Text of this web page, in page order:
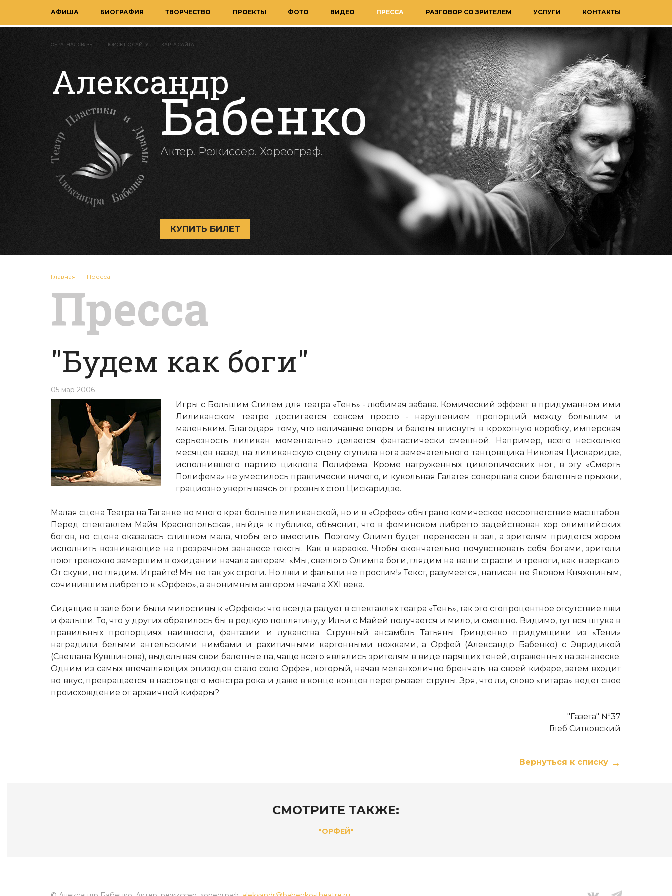
АФИША БИОГРАФИЯ ТВОРЧЕСТВО ПРОЕКТЫ ФОТО ВИДЕО ПРЕССА РАЗГОВОР СО ЗРИТЕЛЕМ УСЛУГИ КОНТАКТЫ
ОБРАТНАЯ СВЯЗЬ ПОИСК ПО САЙТУ КАРТА САЙТА
Александр
Бабенко
Актер. Режиссёр. Хореограф.
КУПИТЬ БИЛЕТ
Главная Пресса
Пресса
"Будем как боги"
05 мар 2006
Игры с Большим Стилем для театра «Тень» - любимая забава. Комический эффект в придуманном ими
Лиликанском театре достигается совсем просто - нарушением пропорций между большим и
маленьким. Благодаря тому, что величавые оперы и балеты втиснуты в крохотную коробку, имперская
серьезность лиликан моментально делается фантастически смешной. Например, всего несколько
месяцев назад на лиликанскую сцену ступила нога замечательного танцовщика Николая Цискаридзе,
исполнившего партию циклопа Полифема. Кроме натруженных циклопических ног, в эту «Смерть
Полифема» не уместилось практически ничего, и кукольная Галатея совершала свои балетные прыжки,
грациозно увертываясь от грозных стоп Цискаридзе.
Малая сцена Театра на Таганке во много крат больше лиликанской, но и в «Орфее» обыграно комическое несоответствие масштабов.
Перед спектаклем Майя Краснопольская, выйдя к публике, объяснит, что в фоминском либретто задействован хор олимпийских
богов, но сцена оказалась слишком мала, чтобы его вместить. Поэтому Олимп будет перенесен в зал, а зрителям придется хором
исполнить возникающие на прозрачном занавесе тексты. Как в караоке. Чтобы окончательно почувствовать себя богами, зрители
поют тревожно замершим в ожидании начала актерам: «Мы, светлого Олимпа боги, глядим на ваши страсти и тревоги, как в зеркало.
От скуки, но глядим. Играйте! Мы не так уж строги. Но лжи и фальши не простим!» Текст, разумеется, написан не Яковом Княжниным,
сочинившим либретто к «Орфею», а анонимным автором начала XXI века.
Сидящие в зале боги были милостивы к «Орфею»: что всегда радует в спектаклях театра «Тень», так это стопроцентное отсутствие лжи
и фальши. То, что у других обратилось бы в редкую пошлятину, у Ильи с Майей получается и мило, и смешно. Видимо, тут вся штука в
правильных пропорциях наивности, фантазии и лукавства. Струнный ансамбль Татьяны Гринденко придумщики из «Тени»
наградили белыми ангельскими нимбами и рахитичными картонными ножками, а Орфей (Александр Бабенко) с Эвридикой
(Светлана Кувшинова), выделывая свои балетные па, чаще всего являлись зрителям в виде парящих теней, отраженных на занавеске.
Одним из самых впечатляющих эпизодов стало соло Орфея, который, начав меланхолично бренчать на своей кифаре, затем входит
во вкус, превращается в настоящего монстра рока и даже в конце концов перегрызает струны. Зря, что ли, слово «гитара» ведет свое
происхождение от архаичной кифары?
"Газета" №37
Глеб Ситковский
Вернуться к списку
СМОТРИТЕ ТАКЖЕ:
"ОРФЕЙ"